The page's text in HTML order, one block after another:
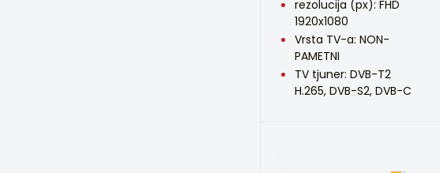
rezolucija (px): FHD
1920x1080
Vrsta TV-a: NON-
PAMETNI
TV tjuner: DVB-T2
H.265, DVB-S2, DVB-C